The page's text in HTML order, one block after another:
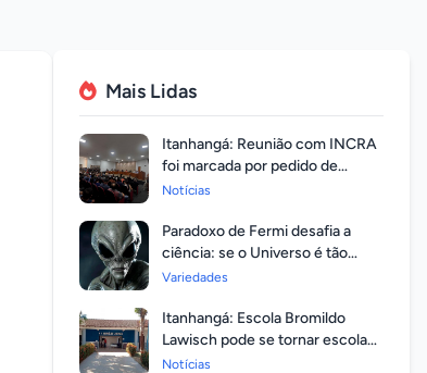
Mais Lidas
Itanhangá: Reunião com INCRA
foi marcada por pedido de
regularização pela população
Notícias
Paradoxo de Fermi desafia a
ciência: se o Universo é tão
vasto, por que ninguém
Variedades
Itanhangá: Escola Bromildo
Lawisch pode se tornar escola
cívico-militar
Notícias